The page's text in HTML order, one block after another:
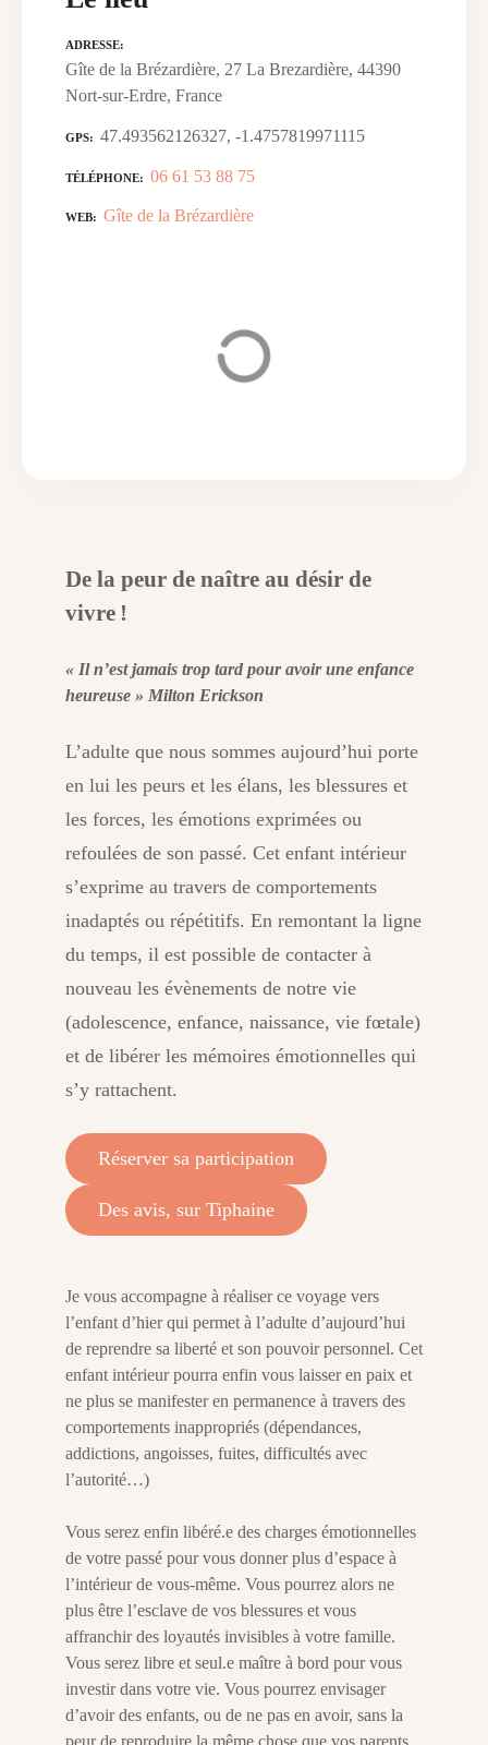
ADRESSE
Gîte de la Brézardière, 27 La Brezardière, 44390
Nort-sur-Erdre, France
GPS 47.493562126327, -1.4757819971115
TÉLÉPHONE 06 61 53 88 75
WEB Gîte de la Brézardière
De la peur de naître au désir de
vivre !
« Il n’est jamais trop tard pour avoir une enfance
heureuse » Milton Erickson
L’adulte que nous sommes aujourd’hui porte
en lui les peurs et les élans, les blessures et
les forces, les émotions exprimées ou
refoulées de son passé. Cet enfant intérieur
s’exprime au travers de comportements
inadaptés ou répétitifs. En remontant la ligne
du temps, il est possible de contacter à
nouveau les évènements de notre vie
(adolescence, enfance, naissance, vie fœtale)
et de libérer les mémoires émotionnelles qui
s’y rattachent.
Réserver sa participation
Des avis, sur Tiphaine
Je vous accompagne à réaliser ce voyage vers
l’enfant d’hier qui permet à l’adulte d’aujourd’hui
de reprendre sa liberté et son pouvoir personnel. Cet
enfant intérieur pourra enfin vous laisser en paix et
ne plus se manifester en permanence à travers des
comportements inappropriés (dépendances,
addictions, angoisses, fuites, difficultés avec
l’autorité…)
Vous serez enfin libéré.e des charges émotionnelles
de votre passé pour vous donner plus d’espace à
l’intérieur de vous-même. Vous pourrez alors ne
plus être l’esclave de vos blessures et vous
affranchir des loyautés invisibles à votre famille.
Vous serez libre et seul.e maître à bord pour vous
investir dans votre vie. Vous pourrez envisager
d’avoir des enfants, ou de ne pas en avoir, sans la
peur de reproduire la même chose que vos parents.